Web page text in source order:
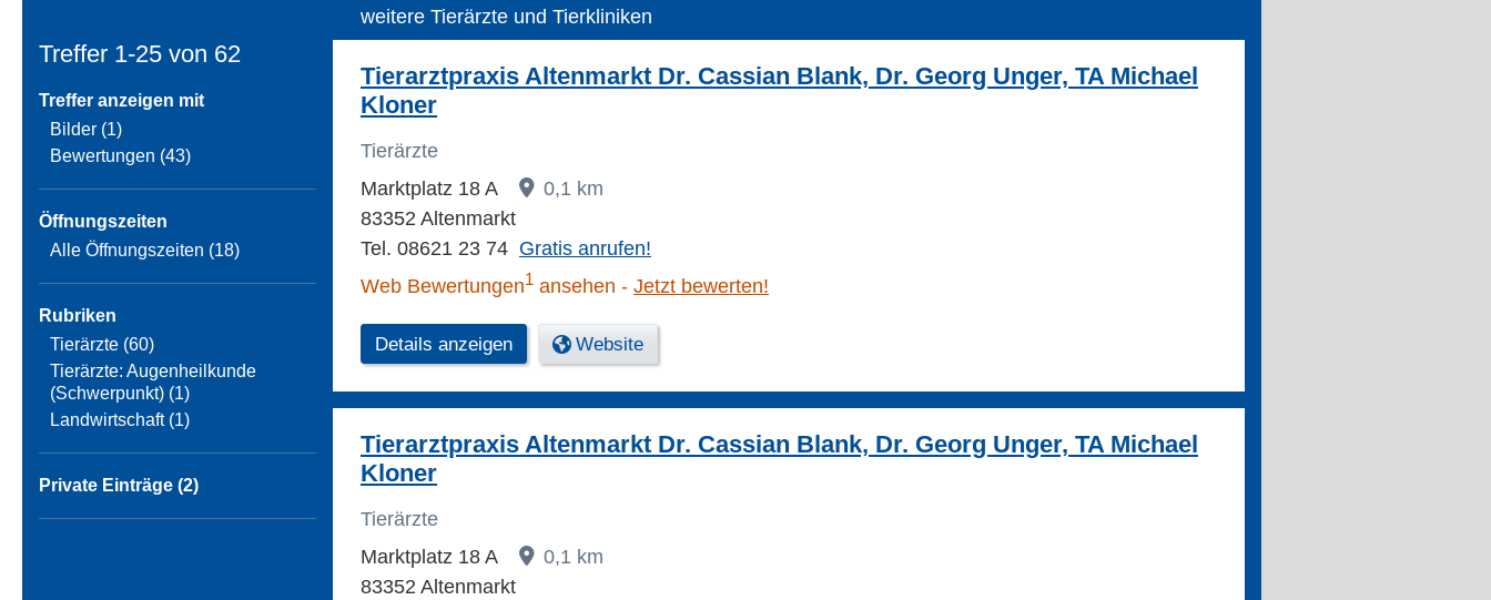
Treffer 1-25 von 62
Treffer anzeigen mit
Bilder (1)
Bewertungen (43)
Öffnungszeiten
Alle Öffnungszeiten (18)
Rubriken
Tierärzte (60)
Tierärzte: Augenheilkunde
(Schwerpunkt) (1)
Landwirtschaft (1)
Private Einträge (2)
weitere Tierärzte und Tierkliniken
Tierarztpraxis Altenmarkt Dr. Cassian Blank, Dr. Georg Unger, TA Michael
Kloner
Tierärzte
Marktplatz 18 A
0,1 km
83352 Altenmarkt
Tel. 08621 23 74 Gratis anrufen!
Web Bewertungen1 ansehen Jetzt bewerten!
Details anzeigen Website
Tierarztpraxis Altenmarkt Dr. Cassian Blank, Dr. Georg Unger, TA Michael
Kloner
Tierärzte
Marktplatz 18 A
0,1 km
83352 Altenmarkt